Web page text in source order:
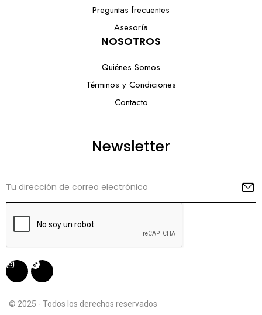
Preguntas frecuentes
Asesoría
NOSOTROS
Quiénes Somos
Términos y Condiciones
Contacto
Newsletter
© 2025 - Todos los derechos reservados